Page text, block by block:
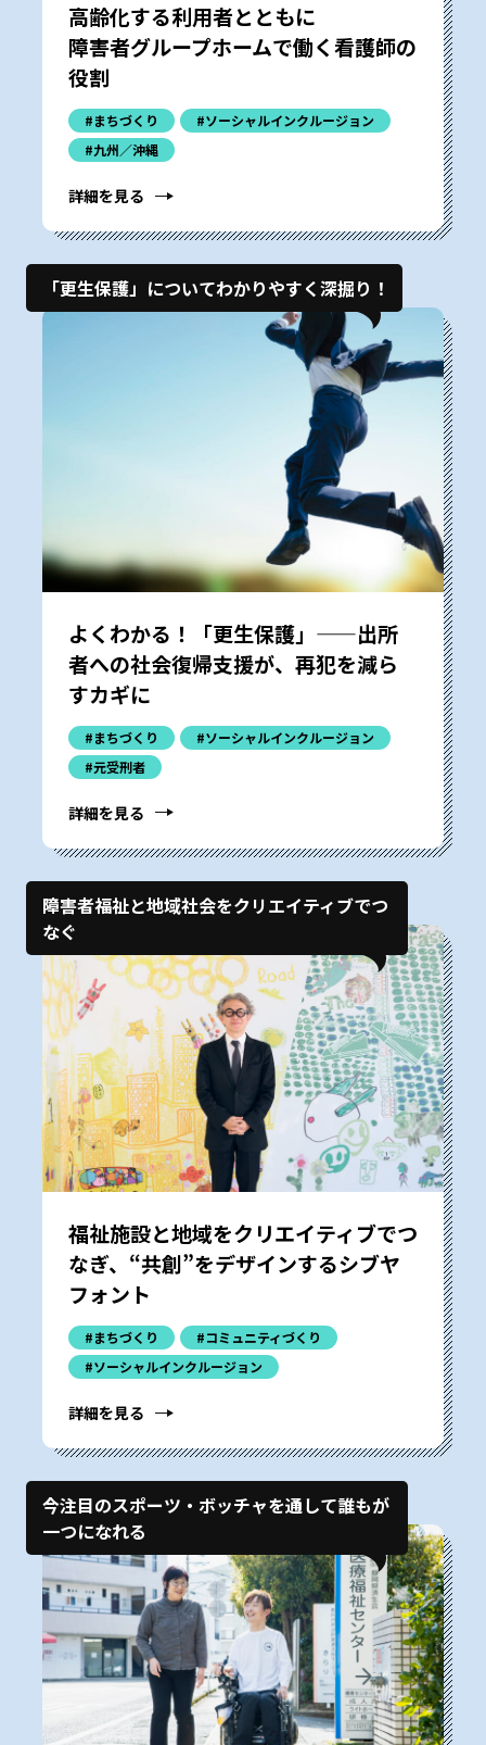
高齢化する利用者とともに――
障害者グループホームで働く看護師の
役割
#まちづくり
#ソーシャルインクルージョン
#九州／沖縄
詳細を見る
「更生保護」についてわかりやすく深掘り！
よくわかる！「更生保護」——出所
者への社会復帰支援が、再犯を減ら
すカギに
#まちづくり
#ソーシャルインクルージョン
#元受刑者
詳細を見る
障害者福祉と地域社会をクリエイティブでつ
なぐ
福祉施設と地域をクリエイティブでつ
なぎ、“共創”をデザインするシブヤ
フォント
#まちづくり
#コミュニティづくり
#ソーシャルインクルージョン
詳細を見る
今注目のスポーツ・ボッチャを通して誰もが
一つになれる